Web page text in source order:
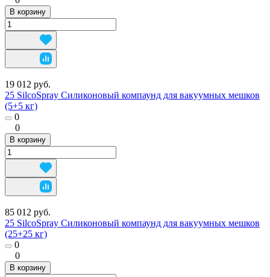
В корзину
19 012 руб.
25 SilcoSpray Силиконовый компаунд для вакуумных мешков
(5+5 кг)
0
0
В корзину
85 012 руб.
25 SilcoSpray Силиконовый компаунд для вакуумных мешков
(25+25 кг)
0
0
В корзину